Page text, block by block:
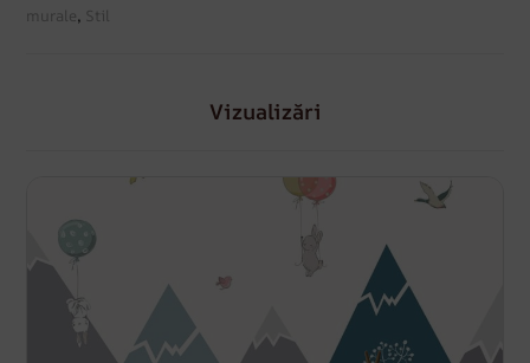
murale, Stil
Vizualizări